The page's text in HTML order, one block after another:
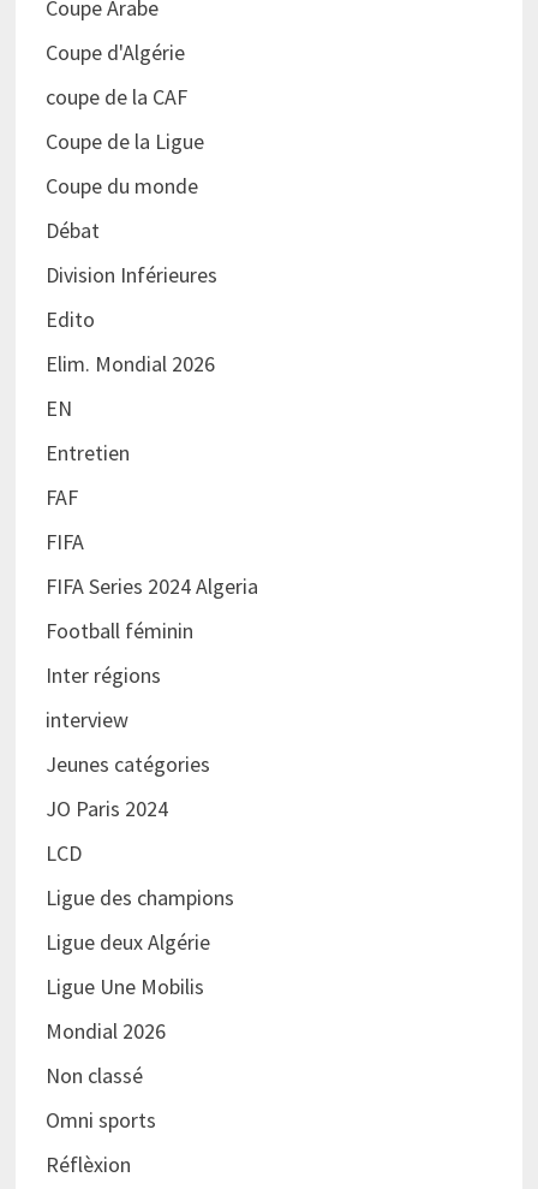
Coupe Arabe
Coupe d'Algérie
coupe de la CAF
Coupe de la Ligue
Coupe du monde
Débat
Division Inférieures
Edito
Elim. Mondial 2026
EN
Entretien
FAF
FIFA
FIFA Series 2024 Algeria
Football féminin
Inter régions
interview
Jeunes catégories
JO Paris 2024
LCD
Ligue des champions
Ligue deux Algérie
Ligue Une Mobilis
Mondial 2026
Non classé
Omni sports
Réflèxion